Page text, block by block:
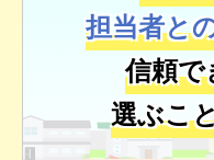
担当者と
信頼で
選ぶこ